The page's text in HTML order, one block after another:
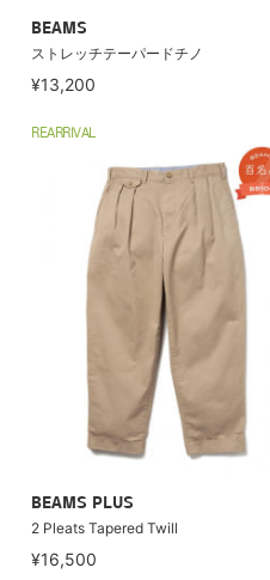
BEAMS
ストレッチテーパードチノ
¥13,200
REARRIVAL
BEAMS PLUS
2 Pleats Tapered Twill
¥16,500